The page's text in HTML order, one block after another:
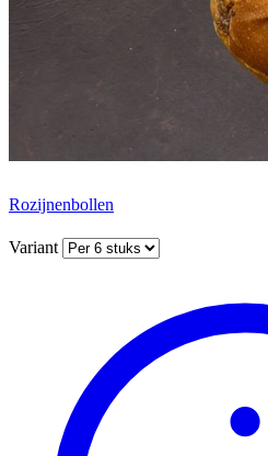
Rozijnenbollen
Variant